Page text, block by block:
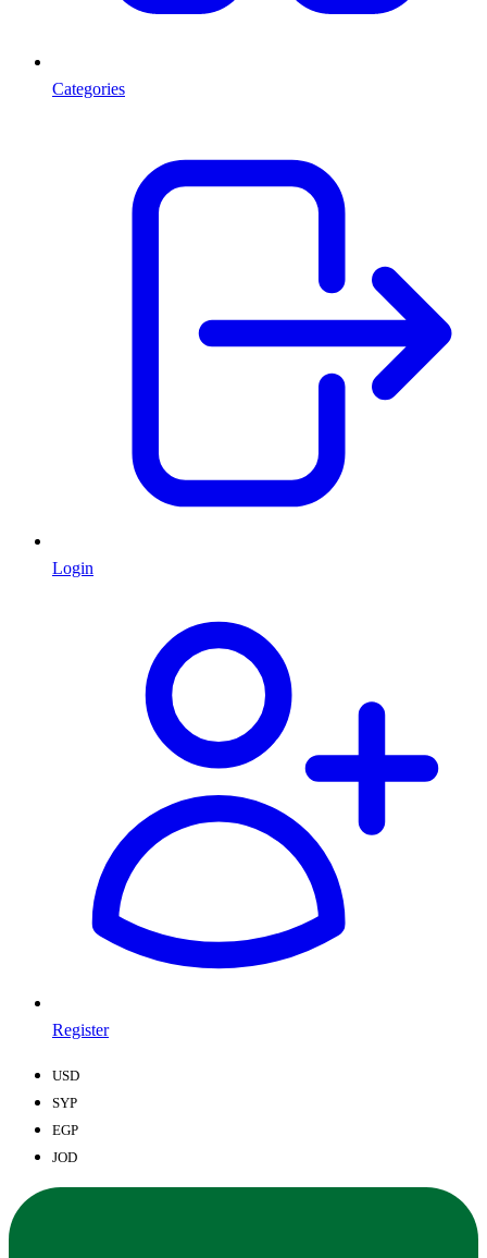
Categories
Login
Register
USD
SYP
EGP
JOD